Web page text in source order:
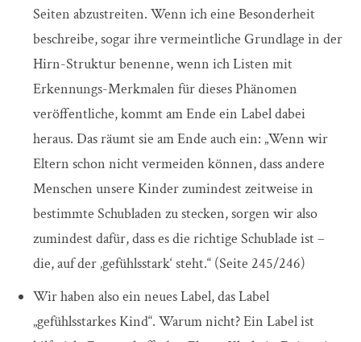
Seiten abzustreiten. Wenn ich eine Besonderheit
beschreibe, sogar ihre vermeintliche Grundlage in der
Hirn-Struktur benenne, wenn ich Listen mit
Erkennungs-Merkmalen für dieses Phänomen
veröffentliche, kommt am Ende ein Label dabei
heraus. Das räumt sie am Ende auch ein: „Wenn wir
Eltern schon nicht vermeiden können, dass andere
Menschen unsere Kinder zumindest zeitweise in
bestimmte Schubladen zu stecken, sorgen wir also
zumindest dafür, dass es die richtige Schublade ist –
die, auf der ‚gefühlsstark‘ steht.“ (Seite 245/246)
Wir haben also ein neues Label, das Label
„gefühlsstarkes Kind“. Warum nicht? Ein Label ist